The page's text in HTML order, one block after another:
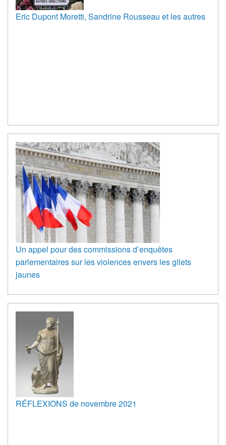
Eric Dupont Moretti, Sandrine Rousseau et les autres
Un appel pour des commissions d’enquêtes
parlementaires sur les violences envers les gilets
jaunes
RÉFLEXIONS de novembre 2021